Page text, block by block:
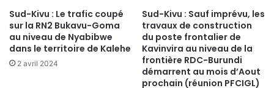
Sud-Kivu : Le trafic coupé
sur la RN2 Bukavu-Goma
au niveau de Nyabibwe
dans le territoire de Kalehe
2 avril 2024
Sud-Kivu : Sauf imprévu, les
travaux de construction
du poste frontalier de
Kavinvira au niveau de la
frontière RDC-Burundi
démarrent au mois d’Aout
prochain (réunion PFCIGL)